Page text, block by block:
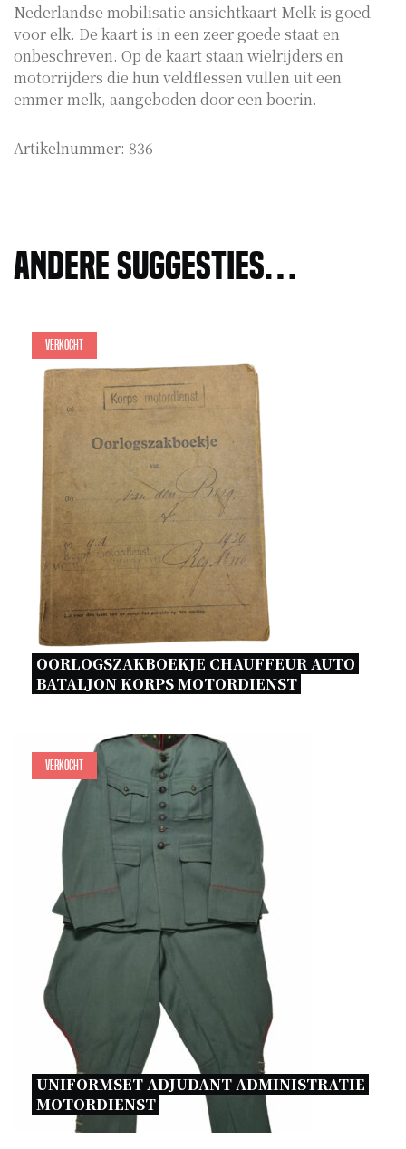
Nederlandse mobilisatie ansichtkaart Melk is goed
voor elk. De kaart is in een zeer goede staat en
onbeschreven. Op de kaart staan wielrijders en
motorrijders die hun veldflessen vullen uit een
emmer melk, aangeboden door een boerin.
Artikelnummer: 836
Andere suggesties…
Verkocht
OORLOGSZAKBOEKJE CHAUFFEUR AUTO
BATALJON KORPS MOTORDIENST
Verkocht
UNIFORMSET ADJUDANT ADMINISTRATIE
MOTORDIENST